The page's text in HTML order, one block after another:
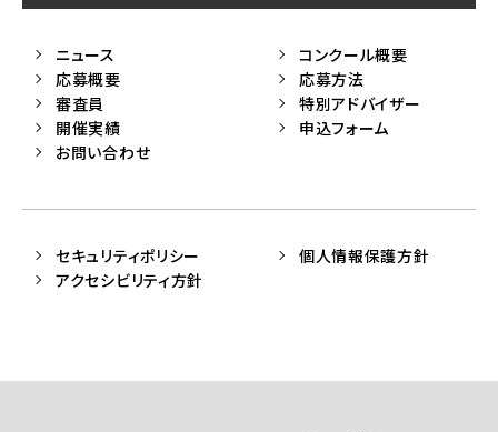
ニュース
コンクール概要
応募概要
応募方法
審査員
特別アドバイザー
開催実績
申込フォーム
お問い合わせ
セキュリティポリシー
個人情報保護方針
アクセシビリティ方針